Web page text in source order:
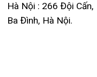
Hà Nội : 266 Đội Cấn,
Ba Đình, Hà Nội.